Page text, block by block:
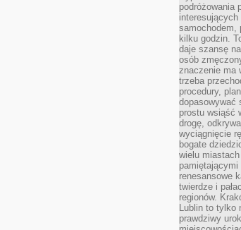
podróżowania
samochodem,
kilku godzin.
daje szansę
osób
znaczenie ma
trzeba
procedury,
dopasowywać
prostu wsiąść
drogę,
wyciągnięcie
bogate
wielu
pamiętającymi
renesansowe
twierdze i
regionów.
Lublin to tylko
prawdziwy